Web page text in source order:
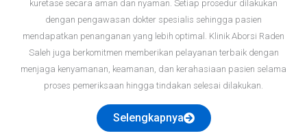
kuretase secara aman dan nyaman. Setiap prosedur dilakukan
dengan pengawasan dokter spesialis sehingga pasien
mendapatkan penanganan yang lebih optimal. Klinik Aborsi Raden
Saleh juga berkomitmen memberikan pelayanan terbaik dengan
menjaga kenyamanan, keamanan, dan kerahasiaan pasien selama
proses pemeriksaan hingga tindakan selesai dilakukan.
Selengkapnya